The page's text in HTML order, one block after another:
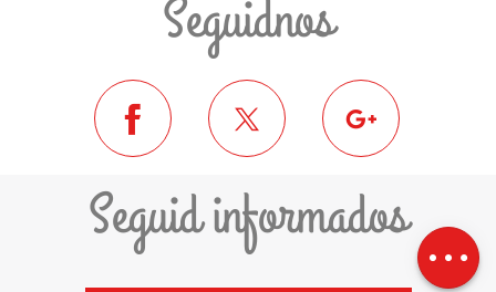
Desnivel
Seguidnos
Seguid informados